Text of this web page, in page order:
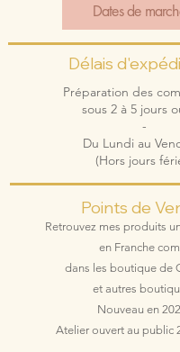
Dates de
Délais
Préparation des
sous 2 à 5 jours
-
Du Lundi au
(Hors jours
Points de
Retrouvez mes produits
en Franche
dans les boutique de
et autres
Nouveau en
Atelier ouvert au public